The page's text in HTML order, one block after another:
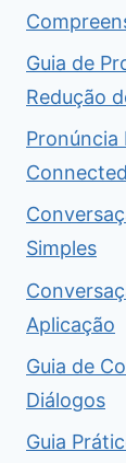
Guia de
Redução
Pronúncia
Simples
Aplicação
Guia de
Diálogos
Guia